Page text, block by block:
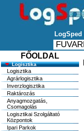
FŐOLDAL
Logisztika
Logisztika
Agrárlogisztika
Inverzlogisztika
Raktározás
Anyagmozgatás,
Csomagolás
Logisztikai Szolgáltató
Központok
Ipari Parkok